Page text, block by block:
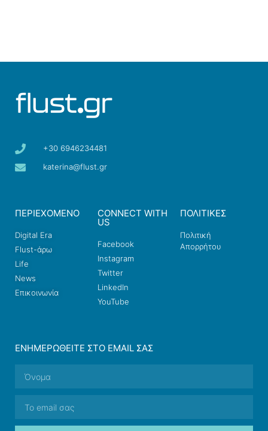
+30 6946234481
katerina@flust.gr
ΠΕΡΙΕΧΟΜΕΝΟ
Digital Era
Flust-άρω
Life
News
Επικοινωνία
CONNECT WITH
US
Facebook
Instagram
Twitter
LinkedIn
YouTube
ΠΟΛΙΤΙΚΕΣ
Πολιτική
Απορρήτου
ΕΝΗΜΕΡΩΘΕΊΤΕ ΣΤΟ EMAIL ΣΑΣ